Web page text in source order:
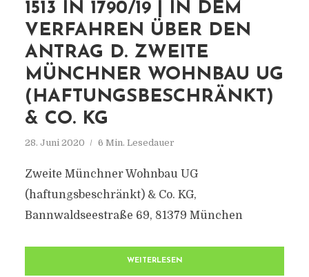
1513 IN 1790/19 | IN DEM
VERFAHREN ÜBER DEN
ANTRAG D. ZWEITE
MÜNCHNER WOHNBAU UG
(HAFTUNGSBESCHRÄNKT)
& CO. KG
28. Juni 2020 6 Min. Lesedauer
Zweite Münchner Wohnbau UG
(haftungsbeschränkt) & Co. KG,
Bannwaldseestraße 69, 81379 München
WEITERLESEN